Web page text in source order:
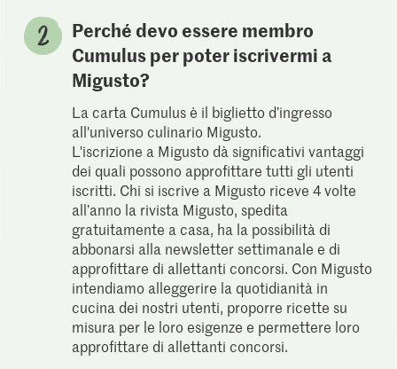
Perché devo essere membro
Cumulus per poter iscrivermi a
Migusto?
La carta Cumulus è il biglietto d’ingresso
all'universo culinario Migusto.
L'iscrizione a Migusto dà significativi vantaggi
dei quali possono approfittare tutti gli utenti
iscritti. Chi si iscrive a Migusto riceve 4 volte
all’anno la rivista Migusto, spedita
gratuitamente a casa, ha la possibilità di
abbonarsi alla newsletter settimanale e di
approfittare di allettanti concorsi. Con Migusto
intendiamo alleggerire la quotidianità in
cucina dei nostri utenti, proporre ricette su
misura per le loro esigenze e permettere loro
approfittare di allettanti concorsi.